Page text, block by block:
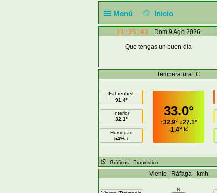
Menú Inicio
11:25:41 Dom 9 Ago 2026
Que tengas un buen día
Temperatura °C
Fahrenheit
91.4°
Interior
32.1°
Humedad
54% ↓
33.0°
↑32.9°↓27.1°
-1.4°
Gráficos - Pronóstico
Viento | Ráfaga - kmh
N